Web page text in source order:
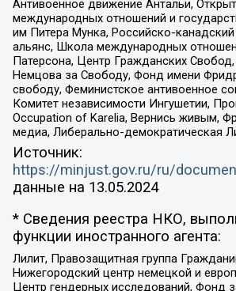
Антивоенное движение Антальи,
международных отношений и
им Питера Мунка, Российско-
альянс, Школа международных
Патерсона, Центр Гражданских
Немцова за Свободу, Фонд имени
свободу, Феминистское антивоенное
Комитет независимости Ингушетии,
Occupation of Karelia, Вернись живым,
медиа, Либерально-демократическая
Источник:
https://minjust.gov.ru/ru/
данные на 13.05.2024
* Сведения реестра НКО,
функции иностранного агента:
Лилит, Правозащитная группа
Нижегородский центр немецкой и
Центр гендерных исследований, Фонд